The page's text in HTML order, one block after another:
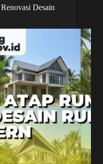
Desain